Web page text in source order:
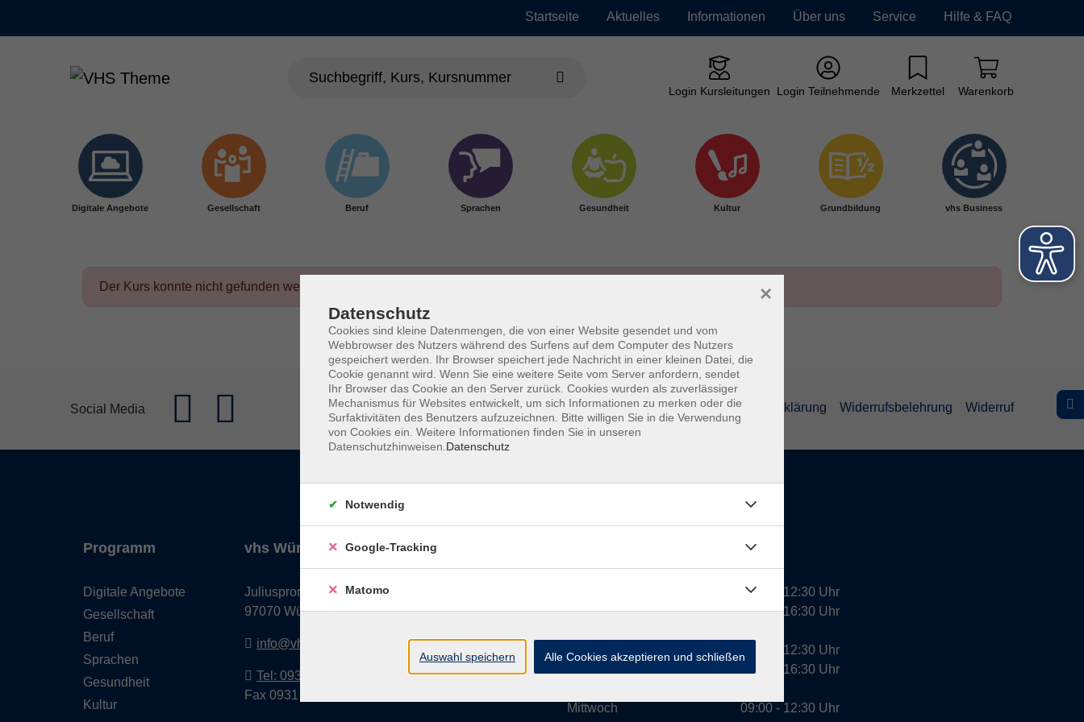
Startseite Aktuelles Informationen Über uns Service Hilfe & FAQ
Login Kursleitungen Login Teilnehmende Merkzettel Warenkorb
Digitale Angebote Gesellschaft Beruf Sprachen Gesundheit Kultur Grundbildung vhs Business
Der Kurs konnte nicht gefunden werden.
Social Media Impressum AGBs Datenschutzerklärung Barrierefreiheitserklärung Widerrufsbelehrung Widerruf
Programm
Digitale Angebote
Gesellschaft
Beruf
Sprachen
Gesundheit
Kultur
vhs Würzburg & Umgebung e. V.
Juliuspromenade 68
97070 Würzburg
info@vhs-wuerzburg.de
Tel: 0931 35593 0
Fax 0931 35593-20
Dienstag
Mittwoch
09:00 - 12:30 Uhr
13:00 - 16:30 Uhr
10:00 - 12:30 Uhr
13:00 - 16:30 Uhr
09:00 - 12:30 Uhr
Datenschutz
Cookies sind kleine Datenmengen, die von einer Website gesendet und vom
Webbrowser des Nutzers während des Surfens auf dem Computer des Nutzers
gespeichert werden. Ihr Browser speichert jede Nachricht in einer kleinen Datei, die
Cookie genannt wird. Wenn Sie eine weitere Seite vom Server anfordern, sendet
Ihr Browser das Cookie an den Server zurück. Cookies wurden als zuverlässiger
Mechanismus für Websites entwickelt, um sich Informationen zu merken oder die
Surfaktivitäten des Benutzers aufzuzeichnen. Bitte willigen Sie in die Verwendung
von Cookies ein. Weitere Informationen finden Sie in unseren
Datenschutzhinweisen. Datenschutz
×
Notwendig
Google-Tracking
Matomo
Auswahl speichern Alle Cookies akzeptieren und schließen